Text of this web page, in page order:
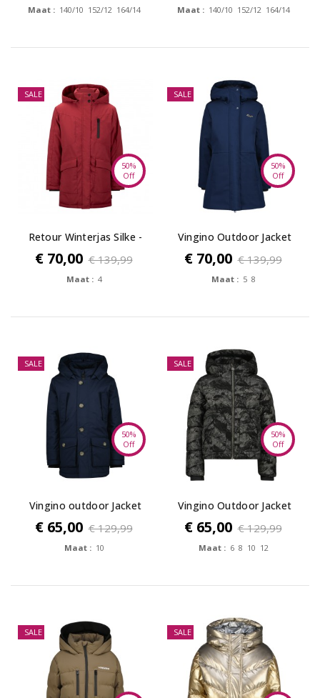
Maat : 140/10 152/12 164/14 Maat : 140/10 152/12 164/14
SALE
50%
Off
Retour Winterjas Silke -
terra
€ 70,00 € 139,99
Maat : 4
SALE
50%
Off
Vingino Outdoor Jacket
Tavina -...
€ 70,00 € 139,99
Maat : 5 8
SALE
50%
Off
Vingino outdoor Jacket
TANISO -...
€ 65,00 € 129,99
Maat : 10
SALE
50%
Off
Vingino Outdoor Jacket
Tarinke -...
€ 65,00 € 129,99
Maat : 6 8 10 12
SALE SALE